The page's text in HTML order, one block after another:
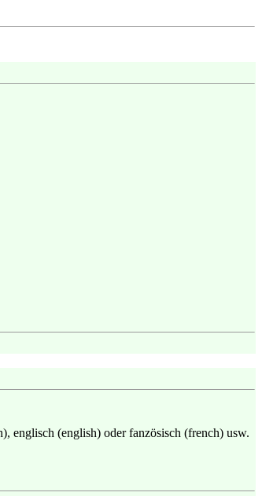
englisch (english) oder fanzösisch (french) usw.